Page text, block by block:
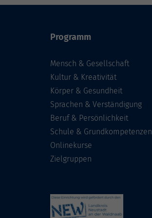
Programm
Mensch & Gesellschaft
Kultur & Kreativität
Körper & Gesundheit
Sprachen & Verständigung
Beruf & Persönlichkeit
Schule & Grundkompetenzen
Onlinekurse
Zielgruppen